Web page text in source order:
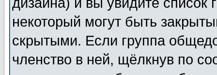
некоторый могут быть
скрытыми. Если группа
членство в ней, щёлкнув по